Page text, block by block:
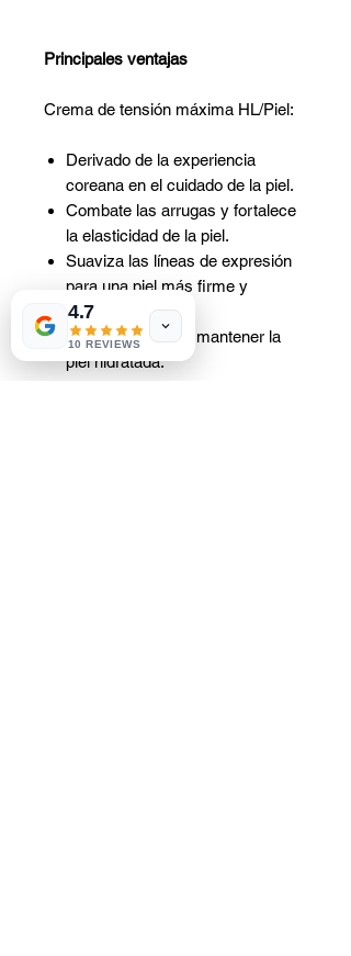
Principales ventajas
Crema de tensión máxima HL/Piel:
Derivado de la experiencia
coreana en el cuidado de la piel.
Combate las arrugas y fortalece
la elasticidad de la piel.
Suaviza las líneas de expresión
para una piel más firme y
resistente.
Hidrata y ayuda a mantener la
piel hidratada.
4.7
10 REVIEWS